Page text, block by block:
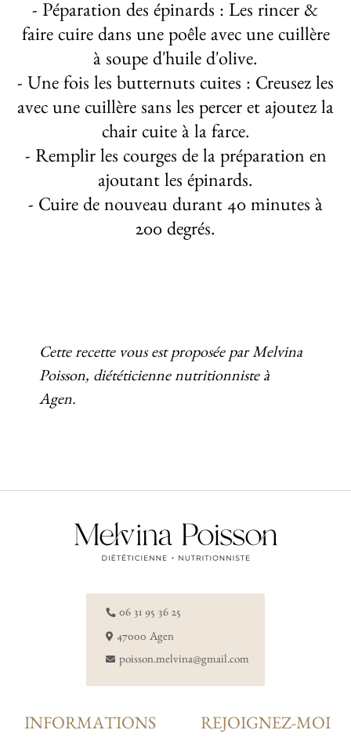
- Péparation des épinards : Les rincer &
faire cuire dans une poêle avec une cuillère
à soupe d'huile d'olive.
- Une fois les butternuts cuites : Creusez les
avec une cuillère sans les percer et ajoutez la
chair cuite à la farce.
- Remplir les courges de la préparation en
ajoutant les épinards.
- Cuire de nouveau durant 40 minutes à
200 degrés.
Cette recette vous est proposée par Melvina
Poisson, diététicienne nutritionniste à
Agen.
06 31 95 36 25
47000 Agen
poisson.melvina@gmail.com
INFORMATIONS REJOIGNEZ-MOI